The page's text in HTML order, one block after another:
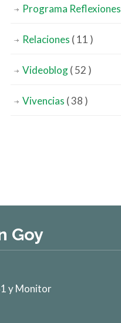
Programa Reflexiones
Relaciones ( 11 )
Videoblog( 52 )
Vivencias ( 38 )
Goy
y Monitor